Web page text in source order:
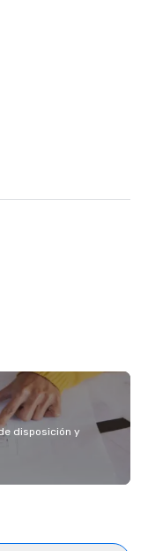
disposición y